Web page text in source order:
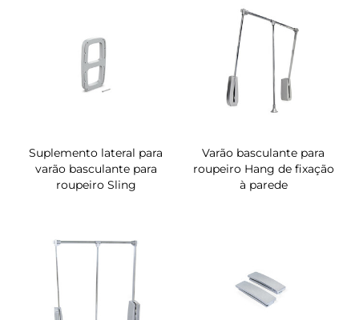
Suplemento lateral para
varão basculante para
roupeiro Sling
Varão basculante para
roupeiro Hang de fixação
à parede